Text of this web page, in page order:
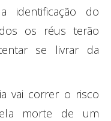
identificação do
os réus terão
se livrar da
vai correr o risco
morte de um